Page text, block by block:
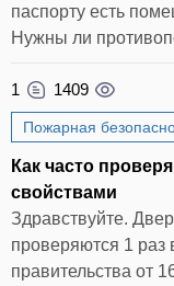
паспорту есть
Нужны ли
1 1409
Пожарная
Как часто
свойствами
Здравствуйте.
проверяются 1 раз
правительства от